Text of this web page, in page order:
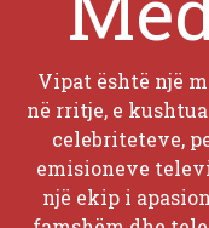
Vipat është një
në rritje, e
celebriteteve,
emisioneve
një ekip i